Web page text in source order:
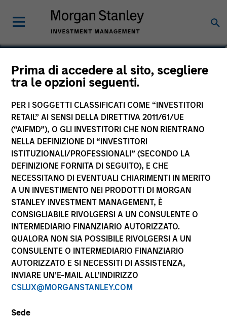
Prima di accedere al sito, scegliere
tra le opzioni seguenti.
PER I SOGGETTI CLASSIFICATI COME “INVESTITORI
RETAIL” AI SENSI DELLA DIRETTIVA 2011/61/UE
(“AIFMD”), O GLI INVESTITORI CHE NON RIENTRANO
NELLA DEFINIZIONE DI “INVESTITORI
ISTITUZIONALI/PROFESSIONALI” (SECONDO LA
DEFINIZIONE FORNITA DI SEGUITO), E CHE
NECESSITANO DI EVENTUALI CHIARIMENTI IN MERITO
A UN INVESTIMENTO NEI PRODOTTI DI MORGAN
STANLEY INVESTMENT MANAGEMENT, È
CONSIGLIABILE RIVOLGERSI A UN CONSULENTE O
INTERMEDIARIO FINANZIARIO AUTORIZZATO.
QUALORA NON SIA POSSIBILE RIVOLGERSI A UN
CONSULENTE O INTERMEDIARIO FINANZIARIO
AUTORIZZATO E SI NECESSITI DI ASSISTENZA,
INVIARE UN’E-MAIL ALL’INDIRIZZO
CSLUX@MORGANSTANLEY.COM
Sede
Lynn Carr
Principal, Mesa West Capital